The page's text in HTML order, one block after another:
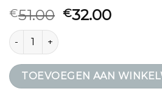
€51.00 €32.00
dames rugzak laptop aantal
TOEVOEGEN AAN